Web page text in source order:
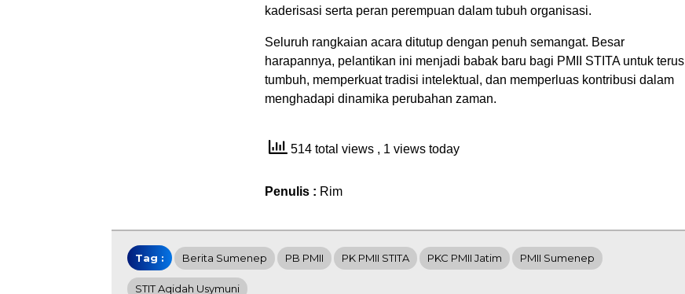
kaderisasi serta peran perempuan dalam tubuh organisasi.
Seluruh rangkaian acara ditutup dengan penuh semangat. Besar
harapannya, pelantikan ini menjadi babak baru bagi PMII STITA untuk terus
tumbuh, memperkuat tradisi intelektual, dan memperluas kontribusi dalam
menghadapi dinamika perubahan zaman.
514 total views , 1 views today
Penulis : Rim
Tag : Berita Sumenep PB PMII PK PMII STITA PKC PMII Jatim PMII Sumenep
STIT Aqidah Usymuni